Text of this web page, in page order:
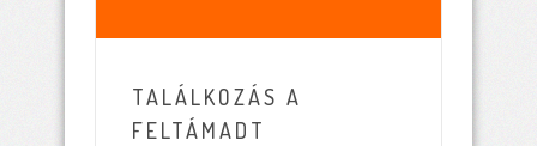
TALÁLKOZÁS A
FELTÁMADT